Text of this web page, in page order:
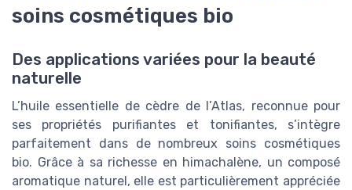
soins cosmétiques bio
Des applications variées pour la beauté
naturelle
L’huile essentielle de cèdre de l’Atlas, reconnue pour
ses propriétés purifiantes et tonifiantes, s’intègre
parfaitement dans de nombreux soins cosmétiques
bio. Grâce à sa richesse en himachalène, un composé
aromatique naturel, elle est particulièrement appréciée